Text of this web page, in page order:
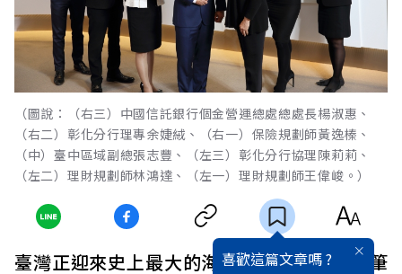
（圖說：（右三）中國信託銀行個金營運總處總處長楊淑惠、
（右二）彰化分行理專余婕絨、（右一）保險規劃師黃逸榛、
（中）臺中區域副總張志豐、（左三）彰化分行協理陳莉莉、
（左二）理財規劃師林鴻達、（左一）理財規劃師王偉峻。）
喜歡這篇文章嗎 ?
臺灣正迎來史上最大的海外資金回流潮，這筆